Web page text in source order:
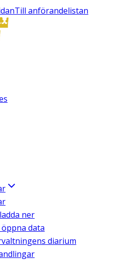
Till anförandelistan
ner
data
diarium